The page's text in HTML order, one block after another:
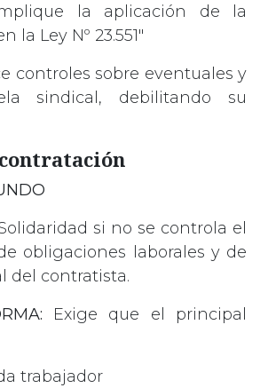
la aplicación de la
la Ley Nº 23.551"
controles sobre eventuales y
sindical, debilitando su
si no se controla el
obligaciones laborales y de
del contratista.
Exige que el principal
trabajador